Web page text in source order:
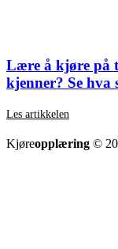
Lære å kjøre på
kjenner? Se hva
Les artikkelen
Kjøreopplæring ©